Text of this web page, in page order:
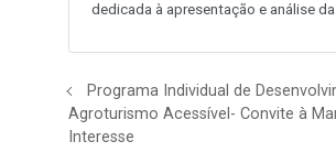
dedicada à apresentação e análise
Programa Individual de
Agroturismo Acessível- Convite à
Interesse